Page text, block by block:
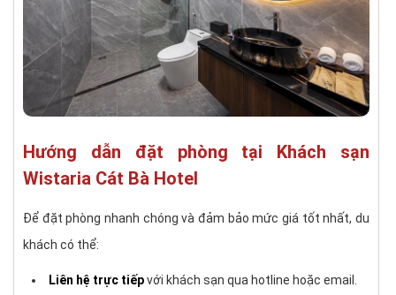
Hướng dẫn đặt phòng tại Khách sạn
Wistaria Cát Bà Hotel
Để đặt phòng nhanh chóng và đảm bảo mức giá tốt nhất, du
khách có thể:
Liên hệ trực tiếpvới khách sạn qua hotline hoặc email.